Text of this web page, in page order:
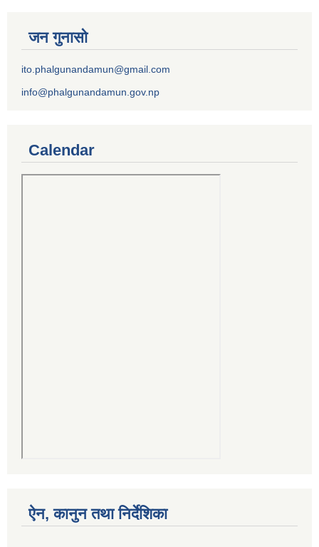
जन गुनासो
ito.phalgunandamun@gmail.com
info@phalgunandamun.gov.np
Calendar
ऐन, कानुन तथा निर्देशिका